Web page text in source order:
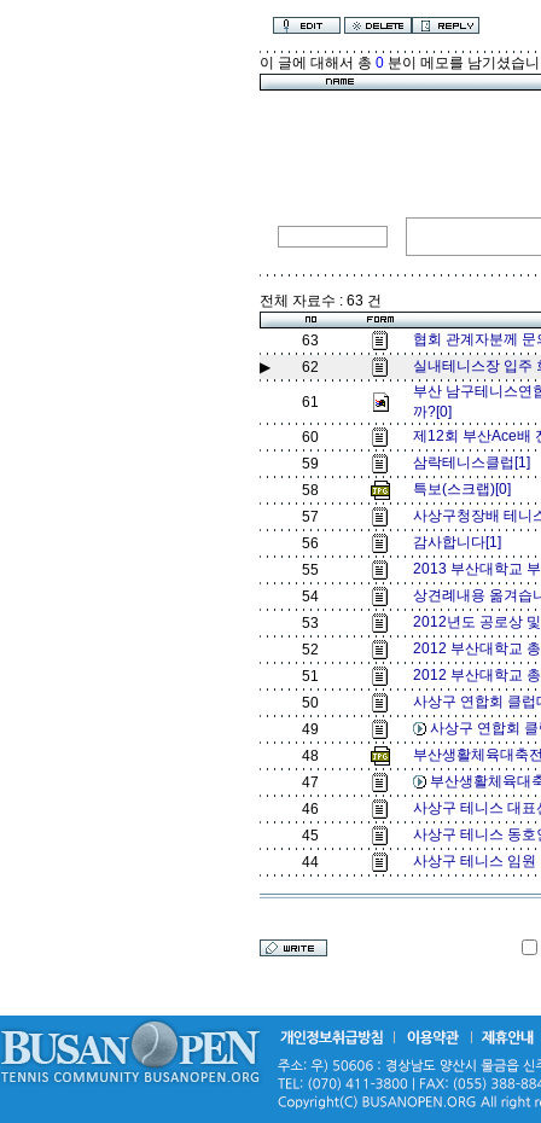
이 글에 대해서 총 0 분이 메모를 남기셨습
전체 자료수 : 63 건
63
협회 관계자분께
▶
62 실내테니스장 입주
61
부산 남구테니스연
까?[0]
60
제12회 부산Ace배
59
삼락테니스클럽[1]
58
특보(스크랩)[0]
57
사상구청장배 테
56
감사합니다[1]
55
2013 부산대학교
54
상견례내용 옮겨습
53
2012년도 공로상
52
2012 부산대학교
51
2012 부산대학교
50
사상구 연합회 클
49
사상구 연합회
48
부산생활체육대축
47
부산생활체육대
46
사상구 테니스 대
45
사상구 테니스 동
44
사상구 테니스 임